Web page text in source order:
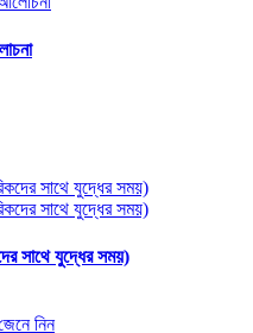
সাথে যুদ্ধের সময়)